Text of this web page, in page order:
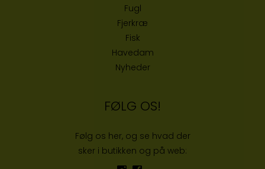
Fugl
Fjerkræ
Fisk
Havedam
Nyheder
FØLG OS!
Følg os her, og se hvad der
sker i butikken og på web: